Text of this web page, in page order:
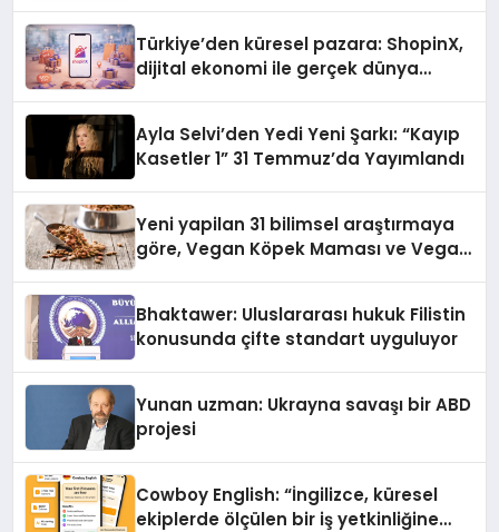
Türkiye’den küresel pazara: ShopinX,
dijital ekonomi ile gerçek dünya
Ayla Selvi’den Yedi Yeni Şarkı: “Kayıp
Kasetler 1” 31 Temmuz’da Yayımlandı
Yeni yapilan 31 bilimsel araştırmaya
göre, Vegan Köpek Maması ve Vegan
Bhaktawer: Uluslararası hukuk Filistin
konusunda çifte standart uyguluyor
Yunan uzman: Ukrayna savaşı bir ABD
projesi
Cowboy English: “İngilizce, küresel
ekiplerde ölçülen bir iş yetkinliğine